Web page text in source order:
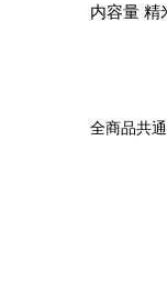
内容量 精
全商品共